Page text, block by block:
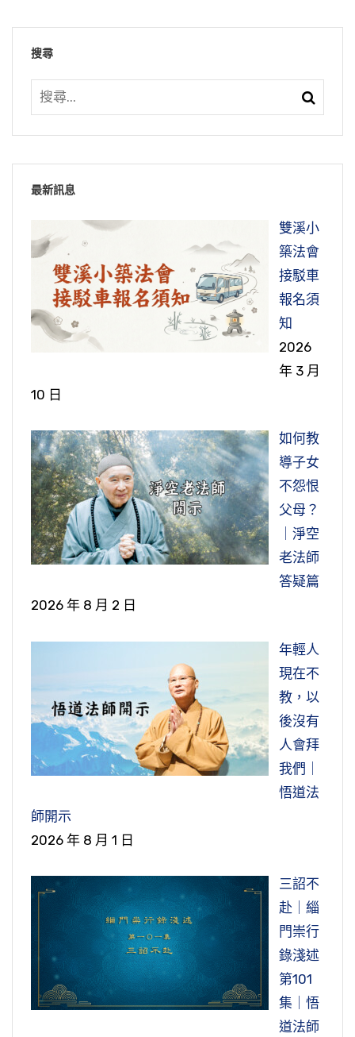
花報，果報在地獄，拔舌地獄。口業造很容易，
億劫，那不得了，時間太長了，這個惡業造不
得。
師，這個公案在禪宗裡也是很有名的，有一間鬼
坐禪坐了三年，每晚都看到鬼，青面獠牙、什麼
樣的鬼都有。這位禪師用什麼心態去面對？他不
是用法術來抓鬼，不是，他打坐，坐禪，見如不
見，所以他在那裡坐了三年禪，最後鬼都不見
了，都沒有了。所以念佛也是同樣的道理，不管
心憶佛念佛，這樣就對了。
節錄自：大勢至菩薩念佛圓通章疏鈔菁華（第四
集）
這種深的『樂欲』，這才是願。所以有人說發願
要去西方，看到阿彌陀佛來卻起煩惱，也有這種
情形。在台北深坑觀自在念佛會，周居士的岳母
高齡往生，也有八、九十歲。那時臨終病重的時
婿、兒媳婦就跟她說，阿彌陀佛來了趕快跟他
去，快去！聽到他們這麼一說，她卻哭了。問她
在哭什麼？她說放不下孫子，她還懷念這些孫
子，不願意跟阿彌陀佛去，沒多久阿彌陀佛就不
見了。以後又幫她助念，大概助念了半年多才往
生，往生有沒有去西方就不知道了。所以願見彌
陀，這是你真正心裡很歡喜、很願意見阿彌陀
節錄自：大勢至菩薩念佛圓通章疏鈔菁華（第五
集）
的願行，就是十大願王。我們敬仰，我們學習，
菩薩是這樣，每一尊佛菩薩都一樣，我們念阿彌
陀佛也是一樣。念觀世音菩薩，觀世音菩薩也會
加持你，就像普賢菩薩一樣。
縱然我們的業障深重，見不到佛菩薩，但是佛菩
以同修們來念佛拜佛，佛菩薩都暗中給我們「摩
頂」。剛才我要上樓，有一位老菩薩帶著他的孫
子，要我摸他的頭，說這孩子不乖、不聽話，摸
一摸看會不會乖一點。如果常常帶孫子來這個道
場，你眼睛看不到的佛菩薩，暗中都有給他摩
頂，所以有沒有讓我摸都沒有關係，讓佛菩薩摩
頂比較殊勝。所以家裡面有年輕人帶他來道場，
讓他拜拜，來聽經、來念佛，都是給他們種善
節錄自：大勢至菩薩念佛圓通章疏鈔菁華（第五
集）
佛在大乘經上常常跟我們開示，說「依報隨著正
能夠看得出來，特別是我們的相貌，所以我們的
念頭跟我們的相貌關係很密切。
現在有很多人想改變相貌，想要變得比較好、比
較好看，去美容、去動手術。但是淨老和尚勸大
家不要去美容，因為看到很多人去美容到最後有
副作用，毛病很多，真的很痛苦，花那麼多錢來
講，相隨心轉，你為什麼不相信這個？心好相就
好，心好身體就好，身心健康。不要被人欺騙，
佛菩薩不騙人，都給我們講真實話，你不聽，要
去聽那些美容師的話，那真的自己自找苦吃！花
錢還不打緊，後面的副作用，身體破壞的苦，那
是無法處理的。
我們要身心健康，要相信自己，念頭要善，思想
要善，這是《十善業道經》，佛告訴龍王的話，
就是善法，就是這個十善業道。你的思想跟十善
業相應，你的見解跟十善業相應，你的言語行為
跟十善業相應，你沒有一樣不善，這樣就身心健
康，幸福美滿，你真的做得到。所以不能到外面
求，你不能去外面求，要從自己內心去求。
節錄自：覆講淨老和尚第一次宣講淨土大經解演
義（第十九集）
【示查定宏曰。菩薩說偈。家常茶飯。歸告汝
這是針對查定宏的開示，這一段開示主要是請他
回去告訴他的母親。什麼是家常茶飯？『歸告汝
母，己事早辦』，「歸」就是回去，轉告你母
親，自己的事情早一點辦好。自己什麼事？念佛
往生西方這樁大事要早一點辦好，這個比較重
要，其他就不重要了。菩薩的開示，我們從這個
意思裡面可以體會到一般人的常情。老人總是會
睛要閉了，他還會想到兒女。查定宏的母親也是
跟一般人一樣，那我們一般人也是有這樣的情
況，這個也是人之常情，世間人的常情都是這
樣，總是說不牽掛自己的兒女那不太可能。但是
兒女，兒孫自有兒孫福，做父母的人總不可能照
顧兒孫一輩子，你總有一天要離開他們。特別是
我們現代人，我們遇到經典，現在利用這些科
技，雖然善知識沒有古人那麼多，一、兩個真正
善知識，他的法能夠傳播出來我們受用，這方面
比古人殊勝。但是最重要還是要善知識的指導、
教導。如果一個人出家，大家去看看很多出家人
沒人教，就好像孩子沒有父母、老師在教，他不
出家，將來也糊裡糊塗死了，不曉得去哪裡，自
己都搞不清楚，那真正可憐。
所以過去，好像永和市的市長辦的一個講座，請
我們淨老和尚去講演。有幾個出家女眾到圖書館
來請經書，她就跟我講，她說請你師父不要罵出
家人，我們就去聽；如果要罵，我們就不聽。我
聽到也搖頭了，你把他的話當作在罵。他是為我
得，那個是愛語，愛護我們的話，對我們有幫助
的話，所謂良藥苦口婆心，忠言逆耳。好的藥並
不好吃，苦，但是它能治病；忠言也不好聽，聽
了總是聽得不順，但是我們能理解，能夠接受，
對我們修行有很大的幫助。
所以過去我聽我們淨老和尚在教訓我們，講什
麼，我聽到好像甘露一樣，有人聽到他就難受，
那有什麼辦法！我聽了很有受用。講的都是我的
得。所以不能把好話當作壞話。如果一直讚美，
聽得是很舒服，但是好像毒藥一樣，好像鴆酒止
渴、漏脯救饑，不但沒有幫助，反而有害，所以
我們要知道。
節錄自：緇門崇行錄淺述—少欲知足（第十五
集）
所謂「近朱則赤，近墨則黑」，接觸好人，我們
會受到好人的影響，長時間跟他相處，慢慢的我
們也會向他學習，也會學好了。如果我們接觸壞
人，原來是好人也慢慢會學壞。這就是俗話講
的，近朱則赤，近墨則黑的道理，因此我們選擇
環境，選擇接觸的人就非常重要。
《弟子規》也講，好人，我們要多親近，多向他
學習；惡人，就要敬而遠之，對他恭敬，但是不
要向他學。這樣我們的善業才會不斷的增長，惡
業不斷的減少。如果我們遠離好人，親近惡人，
肯定我們造的惡業就愈來愈多了，善業愈來愈減
我們是走一條人生光明的大道，還是走一條黑暗
的道路，交朋友就非常重要。古人講師友，師是
老師、善知識，友是同學、同參道友，大家志同
道合在一起學習。選擇老師，多親近善友，我們
的道業學業才能不斷的增長，這點非常關鍵，也
非常重要。因此我們想要成為一個好人，就要多
親近好人，這要遠離惡友。
節錄自：淨土集．印光大師法語菁華（第一集）
我們讀佛經，讀聖賢的經典，主要是薰習，這個
薰習，在《楞嚴經．大勢至菩薩念佛圓通章》
講，「如染香人，身有香氣」，就是我們一件衣
服原來沒有香氣，把它放在有香氣的檀香櫃裡
面，放三個月、半年，再拿出來它就有香氣。是
用這個來告訴我們，念佛就是接受佛這個氣分的
薰染、薰習，就好像被這個煙來薰，薰需要一段
時間，它那個香氣才會入進去，所以念佛也是要
學習任何東西都是一樣的原理原則，時間不夠就
達不到它的效果，也沒有辦法得到它的利益。像
我們煮飯、煮開水，也是要有一定的時間，不是
馬上放，馬上就開了，需要一個時間、一個過
程。我們學習任何東西也都是必須要有耐心、長
過去有人請教印光大師，說每天念那句佛號多單
聊嗎？印光大師說，世間人幹無聊的事情太多
了，你每一天要不要吃飯，吃飯多麻煩，為什麼
要重複的吃？為什麼要吃？因為不吃你就沒體
力。所以我們還是要每一天很辛苦的去做飯做
菜，每一天都是重複的吃。所以印祖就引用這個
比喻，來形容我們學習佛菩薩聖賢之道，就是跟
祭祀總是對祖先一個恭敬至誠心，所謂「慎終追
遠，民德歸厚。」民心歸於厚道，天下就太平，
這是教育的一個根本，教孝，教人不要忘本，教
人要飲水思源，不可以忘記祖宗，不可以不要祖
福。
這都是教育的意義，不是迷信，你把它看作迷信
那完全搞錯了。祖先不認識拜他幹什麼？拜那個
牌位，牌位也不會講話。過去也有人講，我在台
灣小時候，也有聽到一些大人講，他們也都不
懂，但是這個傳統不拜又不行，要拜祖先，忌日
有些人他也不知道為什麼要拜，拜得都生煩惱，
知道為什麼要拜？所以就講一些話，就是說祖先
不會來吃，真的他來吃，沒有人敢拜，都被吃光
光了。這就是對祭祀的道理他不懂，所以才會有
這種講法，因為沒有人告訴他。
所以你做任何事情，都要知道它的價值，它的意
義。不然你做那個幹什麼？大家忙得不得了，出
上，這裡要記住，放下不是事情都不做了。如果
事放下就錯了，主要是教我們心上不能牽掛，心
不能掛礙，事不妨礙。平常應該做的工作、做的
事情，一定要做，事不障礙，心裡面的念頭才是
障礙。
所以教我們放下萬緣，是將我們心裡的牽掛、憂
慮、分別、執著這些雜念妄念放下。不是叫我們
事情不要做了，工作不要做了，如果是家庭主
這要聽清楚，不能聽錯了。放下是放下心裡的胡
思亂想，放下這個就對了。我們有工作的時候工
作，工作做好，有空閒的時間，一心念佛，這樣
就對了。不能工作時想要念佛，念佛時想要工
作，兩樣都做不好。
過去在圖書館開的士的同修，有一天一位同修跟
搜尋
最新訊息
雙溪小
築法會
接駁車
報名須
知
2026
年 3 月
10 日
如何教
導子女
不怨恨
父母？
｜淨空
老法師
答疑篇
2026 年 8 月 2 日
年輕人
現在不
教，以
後沒有
人會拜
我們｜
悟道法
師開示
2026 年 8 月 1 日
三詔不
赴｜緇
門崇行
錄淺述
第101
集｜悟
道法師